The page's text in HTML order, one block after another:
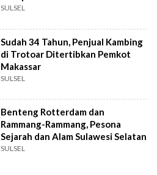
SULSEL
Sudah 34 Tahun, Penjual Kambing
di Trotoar Ditertibkan Pemkot
Makassar
SULSEL
Benteng Rotterdam dan
Rammang-Rammang, Pesona
Sejarah dan Alam Sulawesi Selatan
SULSEL